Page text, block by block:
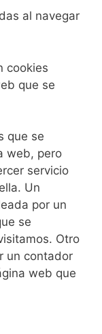
al navegar
cookies
que se
que se
web, pero
servicio
Un
por un
se
Otro
un contador
web que